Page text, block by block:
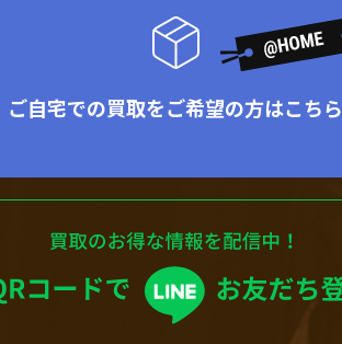
ご自宅での買取をご希望の方はこちら